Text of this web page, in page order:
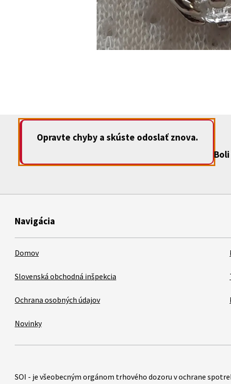
Opravte chyby a skúste odoslať znova.
Navigácia
Domov
Slovenská obchodná inšpekcia
Ochrana osobných údajov
Novinky
SOI - je všeobecným orgánom trhového dozoru v ochrane